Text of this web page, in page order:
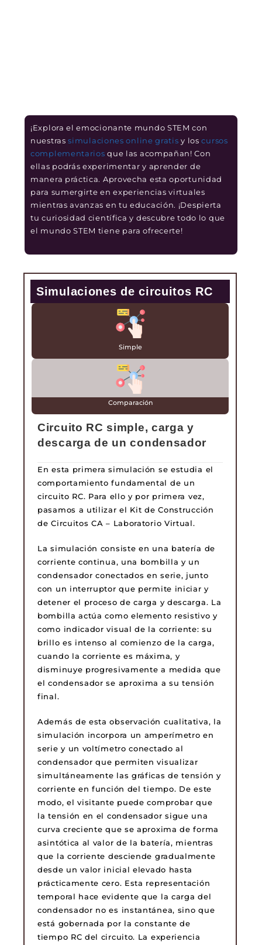
¡Explora el emocionante mundo STEM con
nuestrassimulaciones online gratis y loscursos
complementarios que las acompañan! Con
ellas podrás experimentar y aprender de
manera práctica. Aprovecha esta oportunidad
para sumergirte en experiencias virtuales
mientras avanzas en tu educación. ¡Despierta
tu curiosidad científica y descubre todo lo que
el mundo STEM tiene para ofrecerte!
Simulaciones de circuitos RC
Simple
Comparación
Circuito RC simple, carga y
descarga de un condensador
En esta primera simulación se estudia el
comportamiento fundamental de un
circuito RC. Para ello y por primera vez,
pasamos a utilizar el Kit de Construcción
de Circuitos CA – Laboratorio Virtual.
La simulación consiste en una batería de
corriente continua, una bombilla y un
condensador conectados en serie, junto
con un interruptor que permite iniciar y
detener el proceso de carga y descarga. La
bombilla actúa como elemento resistivo y
como indicador visual de la corriente: su
brillo es intenso al comienzo de la carga,
cuando la corriente es máxima, y
disminuye progresivamente a medida que
el condensador se aproxima a su tensión
final.
Además de esta observación cualitativa, la
simulación incorpora un amperímetro en
serie y un voltímetro conectado al
condensador que permiten visualizar
simultáneamente las gráficas de tensión y
corriente en función del tiempo. De este
modo, el visitante puede comprobar que
la tensión en el condensador sigue una
curva creciente que se aproxima de forma
asintótica al valor de la batería, mientras
que la corriente desciende gradualmente
desde un valor inicial elevado hasta
prácticamente cero. Esta representación
temporal hace evidente que la carga del
condensador no es instantánea, sino que
está gobernada por la constante de
tiempo RC del circuito. La experiencia